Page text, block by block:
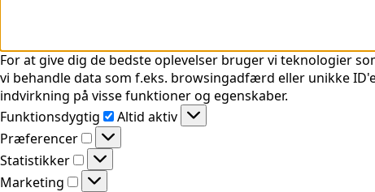
For at give dig de bedste oplevelser bruger vi teknologier
vi behandle data som f.eks. browsingadfærd eller unikke
indvirkning på visse funktioner og egenskaber.
Funktionsdygtig
Funktionsdygtig
Altid aktiv
Præferencer
Præferencer
Statistikker
Statistikker
Marketing
Marketing